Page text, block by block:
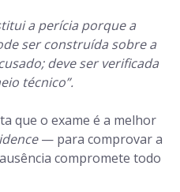
a perícia porque a
ser construída sobre a
deve ser verificada
técnico”.
que o exame é a melhor
— para comprovar a
compromete todo